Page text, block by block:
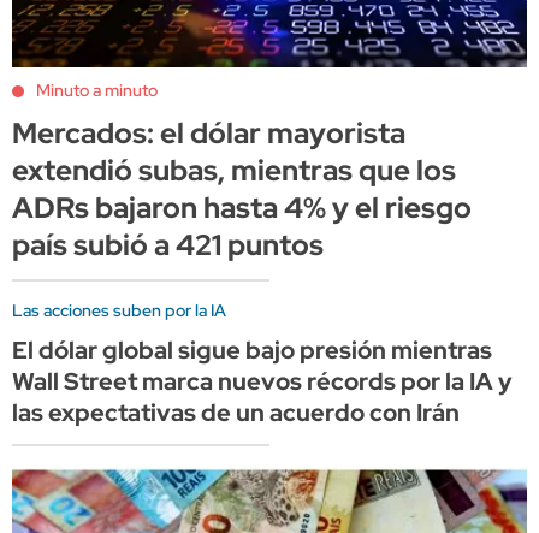
Minuto a minuto
Mercados: el dólar mayorista
extendió subas, mientras que los
ADRs bajaron hasta 4% y el riesgo
país subió a 421 puntos
Las acciones suben por la IA
El dólar global sigue bajo presión mientras
Wall Street marca nuevos récords por la IA y
las expectativas de un acuerdo con Irán